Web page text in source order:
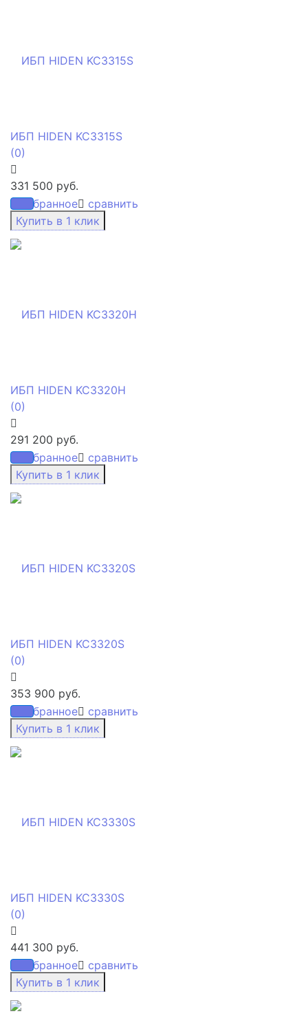
избранное сравнить
ИБП HIDEN KC3315S
(0)
331 500 руб.
избранное сравнить
ИБП HIDEN KC3320H
(0)
291 200 руб.
избранное сравнить
ИБП HIDEN KC3320S
(0)
353 900 руб.
избранное сравнить
ИБП HIDEN KC3330S
(0)
441 300 руб.